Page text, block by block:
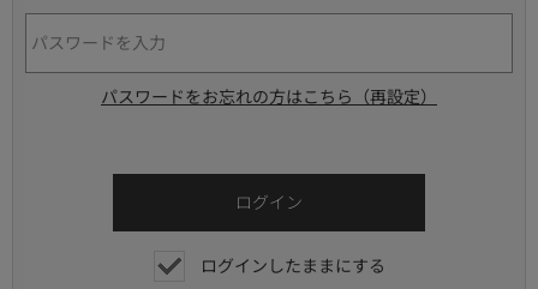
パスワードをお忘れの方はこちら（再設定）
ログインしたままにする